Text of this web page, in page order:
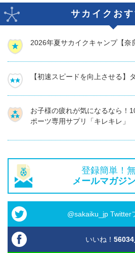
サカイクお
2026年夏サカイクキャンプ【奈
【初速スピードを向上させる】
お子様の疲れが気になるなら！
ポーツ専用サプリ「キレキレ」
登録簡単！
メールマガジ
@sakaiku_jp Twitter
いいね！ 56034